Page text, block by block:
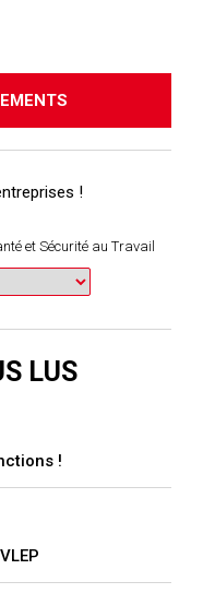
et Sécurité au Travail
LUS
!